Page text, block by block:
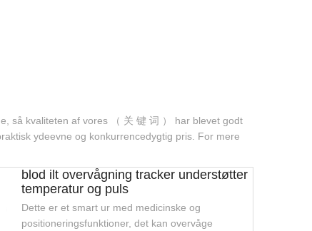
så kvaliteten af ​​vores （ 关 键 词 ） har blevet godt
ydeevne og konkurrencedygtig pris. For mere
blod ilt overvågning tracker understøtter
temperatur og puls
Dette er et smart ur med medicinske og
positioneringsfunktioner, det kan overvåge